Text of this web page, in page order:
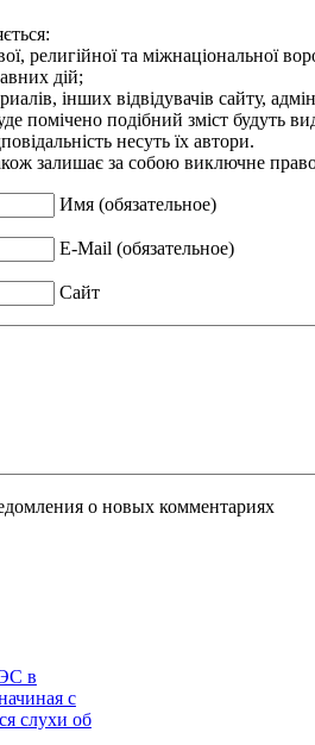
религійної та міжнаціональної
дій;
інших відвідувачів сайту,
помічено подібний зміст будуть
несуть їх автори.
залишає за собою виключне
Имя (обязательное)
E-Mail (обязательное)
Сайт
о новых комментариях
в
с
слухи об